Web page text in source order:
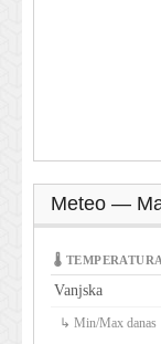
Meteo —
🌡
Vanjska
↳ Min/Max danas